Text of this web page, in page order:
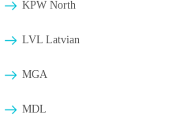
KPW North
LVL Latvian
MGA
MDL